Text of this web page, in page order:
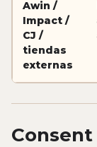
Awin /
Impact /
CJ /
tiendas
externas